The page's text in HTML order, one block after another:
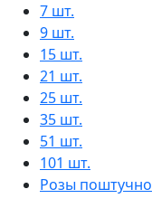
7 шт.
9 шт.
15 шт.
21 шт.
25 шт.
35 шт.
51 шт.
101 шт.
Розы поштучно